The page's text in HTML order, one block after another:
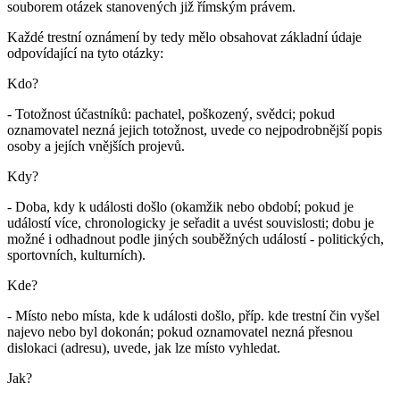
souborem otázek stanovených již římským právem.
Každé trestní oznámení by tedy mělo obsahovat základní údaje
odpovídající na tyto otázky:
Kdo?
- Totožnost účastníků: pachatel, poškozený, svědci; pokud
oznamovatel nezná jejich totožnost, uvede co nejpodrobnější popis
osoby a jejích vnějších projevů.
Kdy?
- Doba, kdy k události došlo (okamžik nebo období; pokud je
událostí více, chronologicky je seřadit a uvést souvislosti; dobu je
možné i odhadnout podle jiných souběžných událostí - politických,
sportovních, kulturních).
Kde?
- Místo nebo místa, kde k události došlo, příp. kde trestní čin vyšel
najevo nebo byl dokonán; pokud oznamovatel nezná přesnou
dislokaci (adresu), uvede, jak lze místo vyhledat.
Jak?